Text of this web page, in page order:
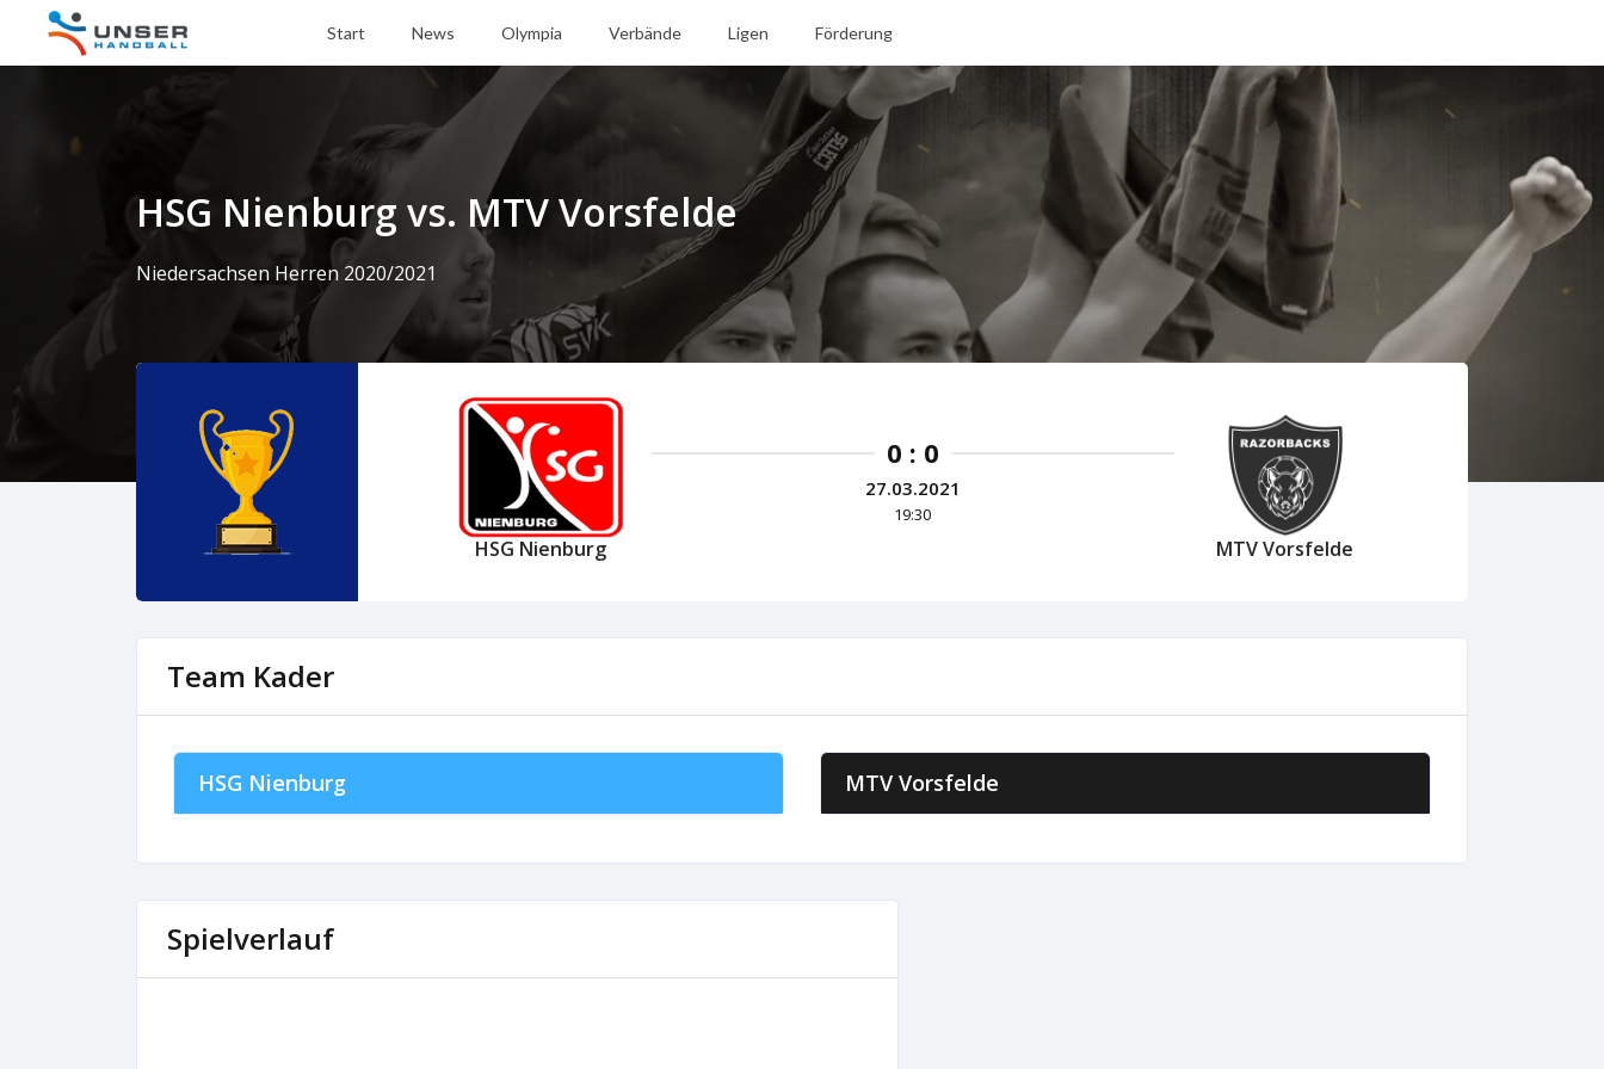
Start News Olympia Verbände Ligen Förderung
HSG Nienburg vs. MTV Vorsfelde
Niedersachsen Herren 2020/2021
HSG Nienburg
0 : 0
27.03.2021
19:30
MTV Vorsfelde
Team Kader
HSG Nienburg MTV Vorsfelde
Spielverlauf